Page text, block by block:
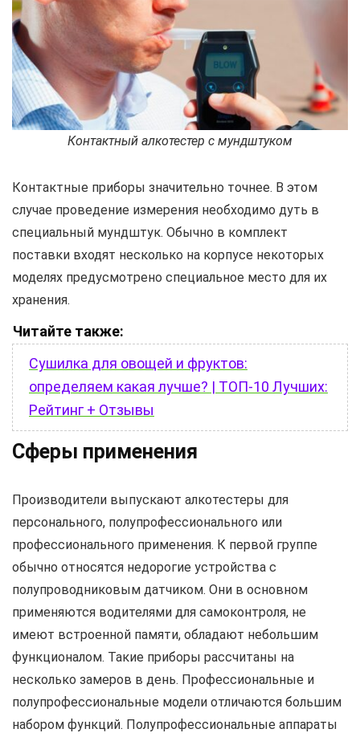
Контактный алкотестер с мундштуком
Контактные приборы значительно точнее. В этом
случае проведение измерения необходимо дуть в
специальный мундштук. Обычно в комплект
поставки входят несколько на корпусе некоторых
моделях предусмотрено специальное место для их
хранения.
Читайте также:
Сушилка для овощей и фруктов:
определяем какая лучше? | ТОП-10 Лучших:
Рейтинг + Отзывы
Сферы применения
Производители выпускают алкотестеры для
персонального, полупрофессионального или
профессионального применения. К первой группе
обычно относятся недорогие устройства с
полупроводниковым датчиком. Они в основном
применяются водителями для самоконтроля, не
имеют встроенной памяти, обладают небольшим
функционалом. Такие приборы рассчитаны на
несколько замеров в день. Профессиональные и
полупрофессиональные модели отличаются большим
набором функций. Полупрофессиональные аппараты